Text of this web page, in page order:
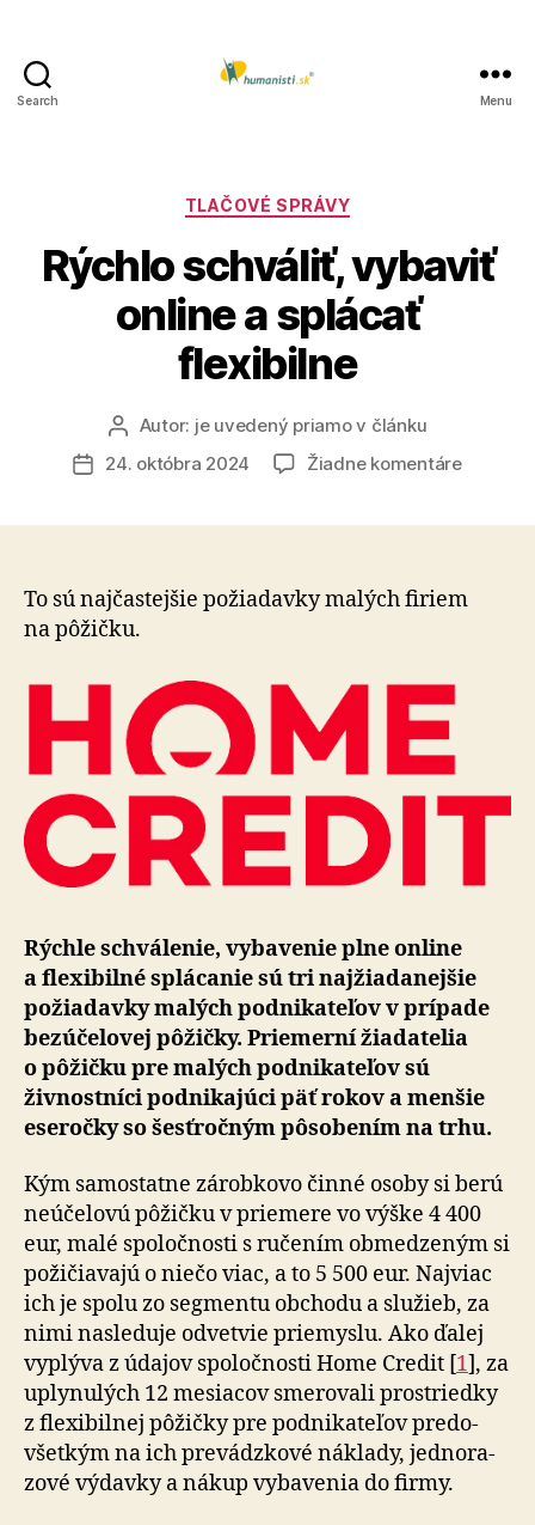
Search Menu
Kategórie
TLAČOVÉ SPRÁVY
Rýchlo schváliť, vybaviť
online a splácať
flexibilne
Autor
článku
Autor: je uvedený priamo v článku
Dátum
24. októbra 2024 Žiadne komentárena
a
To sú najčastejšie požiadavky malých firiem
na pôžičku.
Rýchle schválenie, vybavenie plne online
a fle­xi­bil­né splá­ca­nie sú tri naj­žia­da­nej­šie
požiadavky malých pod­ni­ka­te­ľov v prí­pade
bezúčelovej pôžičky. Priemerní žiadatelia
o pô­žičku pre malých pod­ni­ka­te­ľov sú
živnostníci pod­ni­ka­jú­ci päť rokov a menšie
eseročky so šesť­ročným pôsobením na trhu.
Kým samostatne zárobkovo činné osoby si berú
neúčelovú pôžičku v priemere vo výške 4 400
eur, malé spoločnosti s ru­če­ním obmedzeným si
požičiavajú o niečo viac, a to 5 500 eur. Najviac
ich je spolu zo segmentu obchodu a služieb, za
nimi nasleduje odvetvie priemyslu. Ako ďalej
vyplýva z údajov spoločnosti Home Credit [1], za
uply­nu­lých 12 mesiacov smerovali prostriedky
z fle­xi­bil­nej pôžičky pre podnikateľov pre­do­
všet­kým na ich prevádzkové náklady, jed­no­ra­
zo­vé výdavky a nákup vybavenia do firmy.